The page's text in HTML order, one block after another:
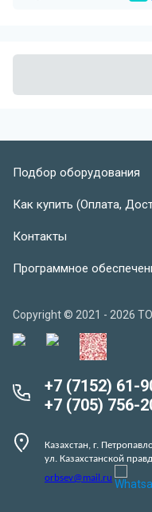
Подбор оборудования
Как купить (Оплата,
Контакты
Программное
Copyright © 2021 - 2026
+7 (7152) 61-
+7 (705) 756-
Казахстан, г.
ул. Казахстанской
orbsev@mail.ru